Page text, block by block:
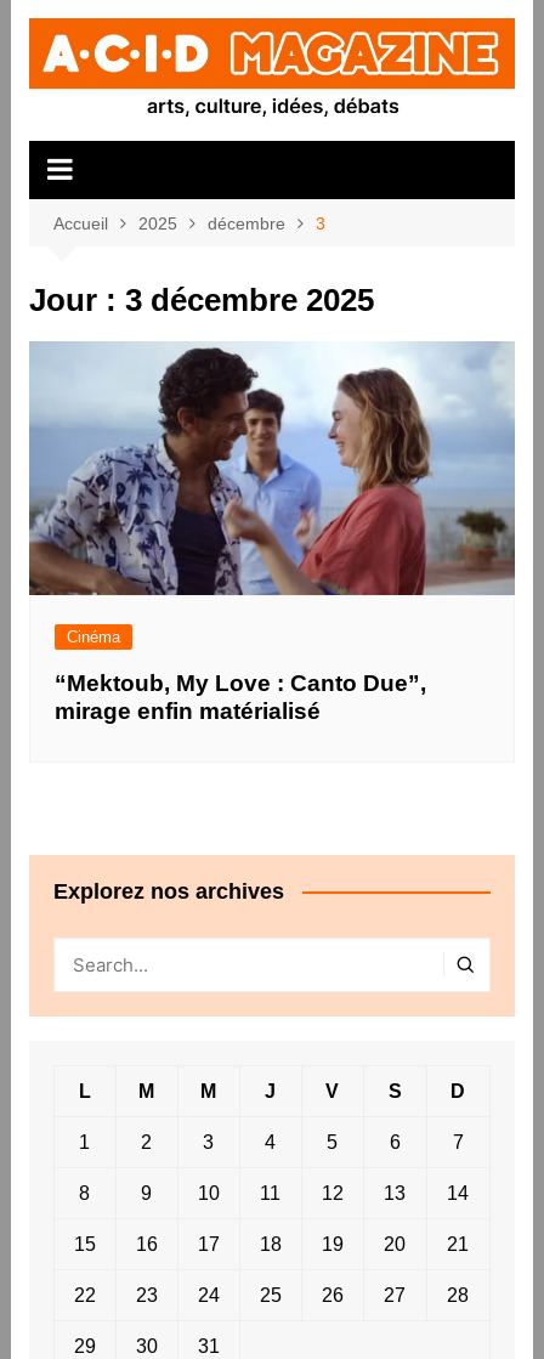
Aller
contenu
Accueil 2025 décembre 3
Jour : 3 décembre 2025
Cinéma
“Mektoub, My Love : Canto Due”,
mirage enfin matérialisé
Explorez nos archives
L M M J V S D
1 2 3 4 5 6 7
8 9 10 11 12 13 14
15 16 17 18 19 20 21
22 23 24 25 26 27 28
29 30 31